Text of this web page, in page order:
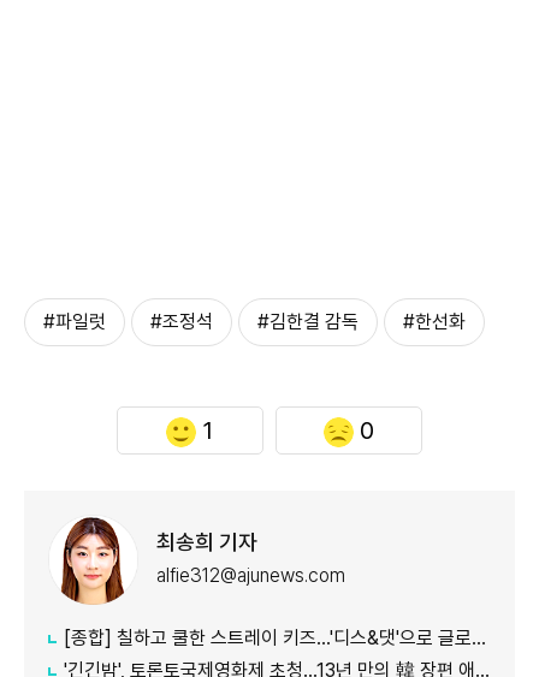
#파일럿 #조정석 #김한결 감독 #한선화
1 0
최송희 기자
alfie312@ajunews.com
[종합] 칠하고 쿨한 스트레이 키즈…'디스&댓'으로 글로벌 질주
'긴긴밤', 토론토국제영화제 초청…13년 만의 韓 장편 애니